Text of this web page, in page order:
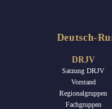
Deutsch-
DRJV
Satzung DRJV
Vorstand
Regionalgruppen
Fachgruppen